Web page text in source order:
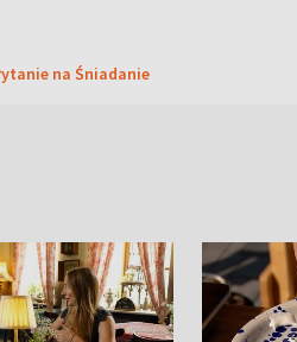
Pytanie na Śniadanie